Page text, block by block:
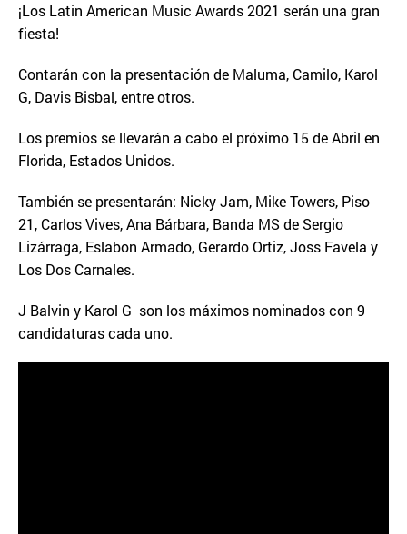
¡Los Latin American Music Awards 2021 serán una gran
fiesta!
Contarán con la presentación de Maluma, Camilo, Karol
G, Davis Bisbal, entre otros.
Los premios se llevarán a cabo el próximo 15 de Abril en
Florida, Estados Unidos.
También se presentarán: Nicky Jam, Mike Towers, Piso
21, Carlos Vives, Ana Bárbara, Banda MS de Sergio
Lizárraga, Eslabon Armado, Gerardo Ortiz, Joss Favela y
Los Dos Carnales.
J Balvin y Karol G son los máximos nominados con 9
candidaturas cada uno.